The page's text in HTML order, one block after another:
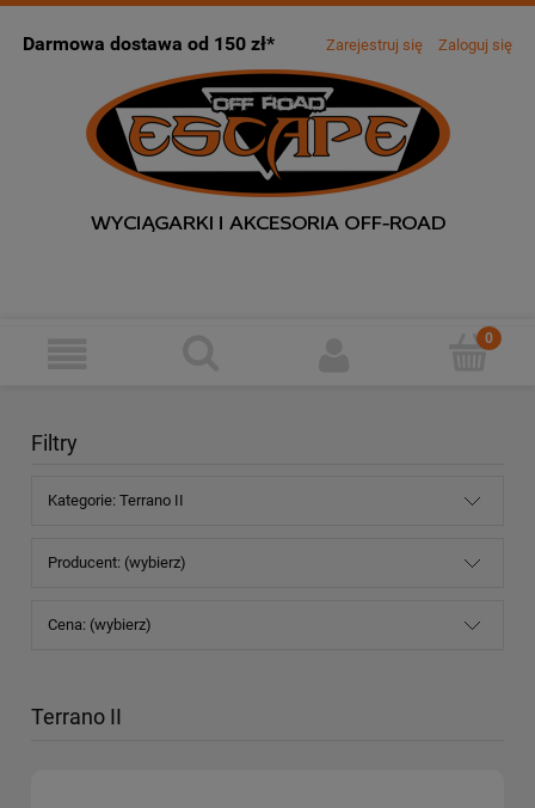
Darmowa dostawa od 150 zł* Zarejestruj się Zaloguj się
Filtry
Kategorie: Terrano II
Producent: (wybierz)
Cena: (wybierz)
Terrano II